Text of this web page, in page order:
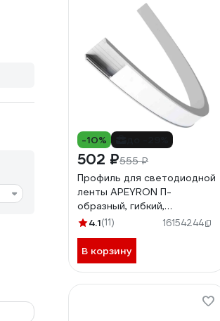
-10%
502 ₽555 ₽
Профиль для светодиодной
ленты APEYRON П-
образный, гибкий,
анодированный алюминий
4.1(11) 16154244
В корзину